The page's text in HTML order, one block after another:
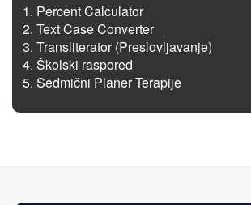
Percent Calculator
Text Case Converter
Transliterator (Preslovljavanje)
Školski raspored
Sedmični Planer Terapije